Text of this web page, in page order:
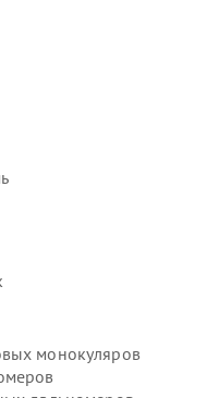
монокуляров